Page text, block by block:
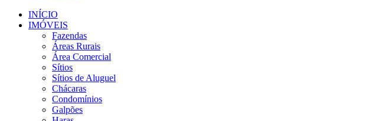
INÍCIO
IMÓVEIS
Fazendas
Áreas Rurais
Área Comercial
Sítios
Sítios de Aluguel
Chácaras
Condomínios
Galpões